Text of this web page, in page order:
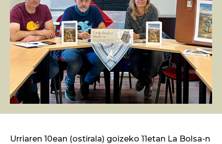
Urriaren 10ean (ostirala) goizeko 11etan La Bolsa-n